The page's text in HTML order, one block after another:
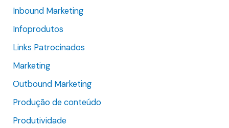
oInbound Marketing
Infoprodutos
Links Patrocinados
Marketing
Outbound Marketing
Produção de conteúdo
Produtividade